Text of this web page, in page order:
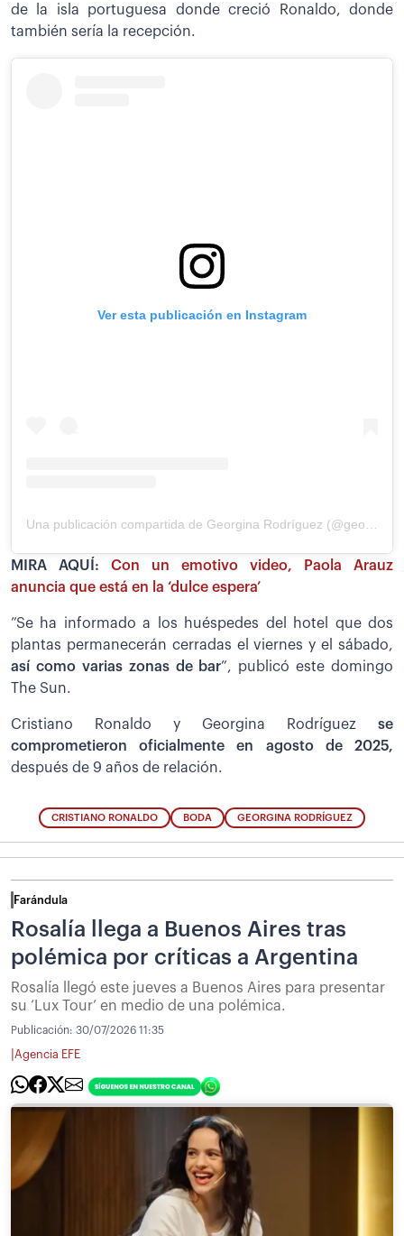
de la isla portuguesa donde creció Ronaldo, donde
también sería la recepción.
Ver esta publicación en Instagram
MIRA AQUÍ: Con un emotivo video, Paola Arauz
anuncia que está en la ‘dulce espera’
”Se ha informado a los huéspedes del hotel que dos
plantas permanecerán cerradas el viernes y el sábado,
así como varias zonas de bar”, publicó este domingo
The Sun.
Cristiano Ronaldo y Georgina Rodríguez se
comprometieron oficialmente en agosto de 2025,
después de 9 años de relación.
CRISTIANO RONALDO BODA GEORGINA RODRÍGUEZ
Farándula
Rosalía llega a Buenos Aires tras
polémica por críticas a Argentina
Rosalía llegó este jueves a Buenos Aires para presentar
su ‘Lux Tour’ en medio de una polémica.
Publicación: 30/07/2026 11:35
Agencia EFE